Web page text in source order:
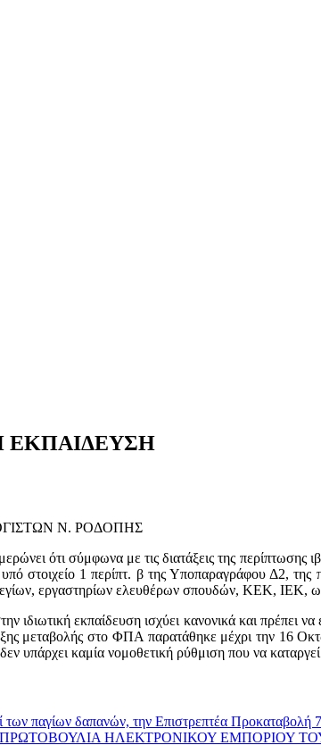
ΕΚΠΑΙΔΕΥΣΗ
Ν. ΡΟΔΟΠΗΣ
ότι σύμφωνα με τις διατάξεις της περίπτωσης
στοιχείο 1 περίπτ. β της Υποπαραγράφου Δ2,
εργαστηρίων ελευθέρων σπουδών, ΚΕΚ, ΙΕΚ,
εκπαίδευση ισχύει κανονικά και πρέπει να
μεταβολής στο ΦΠΑ παρατάθηκε μέχρι την 16
υπάρχει καμία νομοθετική ρύθμιση που να
των παγίων δαπανών, την Επιστρεπτέα
ΠΡΩΤΟΒΟΥΛΙΑ ΗΛΕΚΤΡΟΝΙΚΟΥ ΕΜΠΟΡΙΟΥ